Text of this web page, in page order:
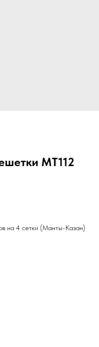
МТ112
на 4 сетки (Манты-Казан)